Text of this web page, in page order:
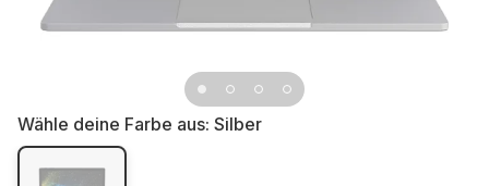
Wähle deine Farbe aus: Silber